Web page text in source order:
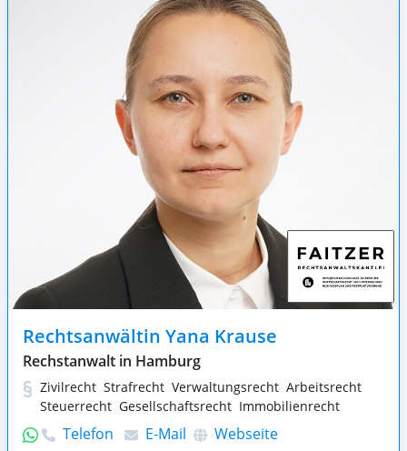
Rechtsanwältin Yana Krause
Rechstanwalt in Hamburg
Zivilrecht Strafrecht Verwaltungsrecht Arbeitsrecht
Steuerrecht Gesellschaftsrecht Immobilienrecht
Telefon E-Mail Webseite